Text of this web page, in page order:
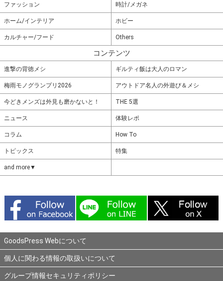
ファッション 時計/メガネ
ホーム/インテリア ホビー
カルチャー/フード Others
コンテンツ
進撃の背徳メシ ギルティ飯は大人のロマン
梅雨モノグランプリ2026 アウトドア名人の外遊び＆メシ
今どきメンズは外見も磨かないと！ THE 5選
ニュース 体験レポ
コラム How To
トピックス 特集
and more▼
GoodsPress Webについて
個人に関わる情報の取扱いについて
グループ情報セキュリティポリシー